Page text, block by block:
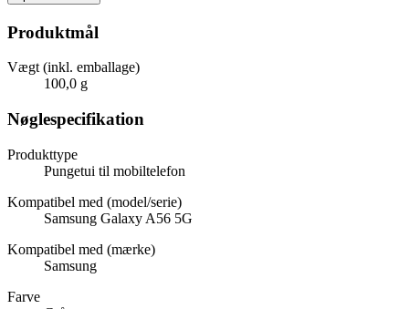
Produktmål
Vægt (inkl. emballage)
100,0 g
Nøglespecifikation
Produkttype
Pungetui til mobiltelefon
Kompatibel med (model/serie)
Samsung Galaxy A56 5G
Kompatibel med (mærke)
Samsung
Farve